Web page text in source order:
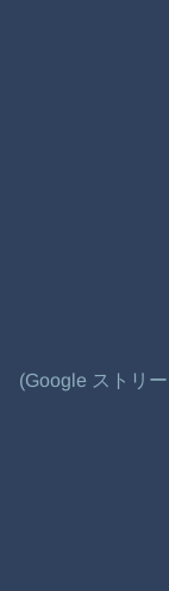
(Google ストリ